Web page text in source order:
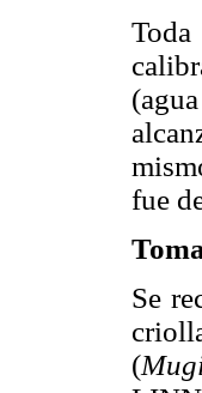
fue
Se
(